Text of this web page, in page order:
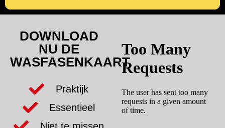
DOWNLOAD
NU DE
WASFASENKAART
Praktijk
Essentieel